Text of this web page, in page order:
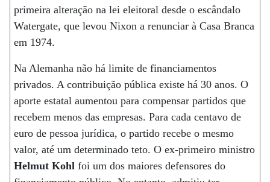
primeira alteração na lei eleitoral desde o escândalo
Watergate, que levou Nixon a renunciar à Casa Branca
em 1974.
Na Alemanha não há limite de financiamentos
privados. A contribuição pública existe há 30 anos. O
aporte estatal aumentou para compensar partidos que
recebem menos das empresas. Para cada centavo de
euro de pessoa jurídica, o partido recebe o mesmo
valor, até um determinado teto. O ex-primeiro ministro
Helmut Kohl foi um dos maiores defensores do